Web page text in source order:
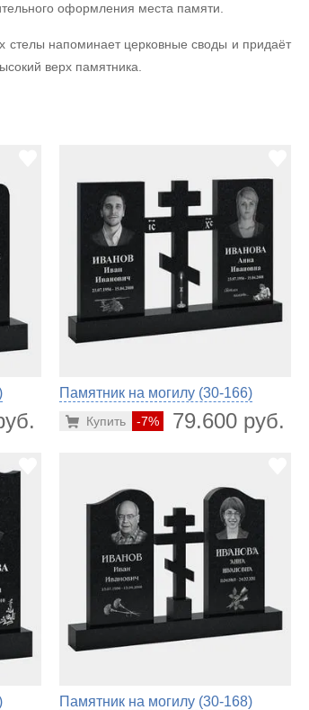
оформления места памяти.
стелы напоминает церковные своды и придаёт
верх памятника.
Памятник на могилу (30-166)
-7% 79.600 руб.
Купить
Памятник на могилу (30-168)